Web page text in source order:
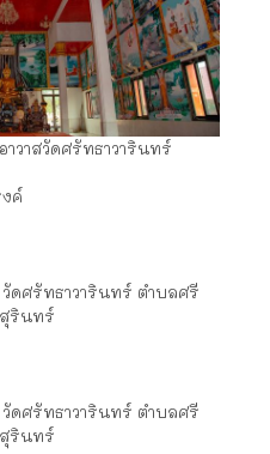
อาวาสวัดศรัทธาวารินทร์
ค์
รัทธาวารินทร์ ตำบลศรี
รินทร์
รัทธาวารินทร์ ตำบลศรี
รินทร์